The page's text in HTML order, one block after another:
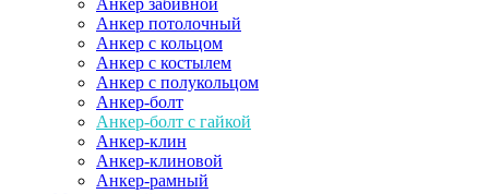
Анкер забивной
Анкер потолочный
Анкер с кольцом
Анкер с костылем
Анкер с полукольцом
Анкер-болт
Анкер-болт с гайкой
Анкер-клин
Анкер-клиновой
Анкер-рамный